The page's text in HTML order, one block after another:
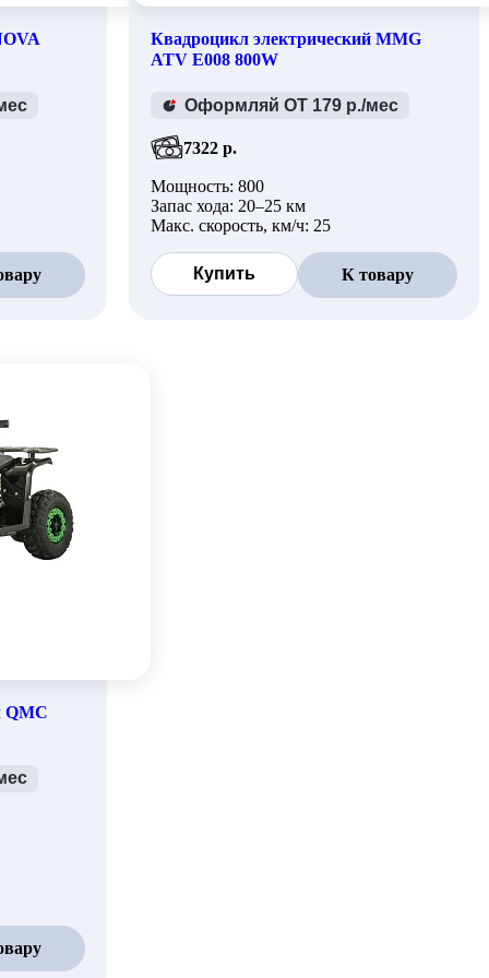
Квадроцикл электрический MMG
ATV E008 800W
Оформляй ОТ 179 р./мес
7322 р.
Мощность: 800
Запас хода: 20–25 км
Макс. скорость, км/ч: 25
Купить К товару
QMC